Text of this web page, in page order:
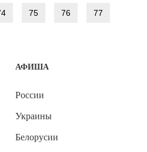
75 76 77
АФИША
России
Украины
Белорусии